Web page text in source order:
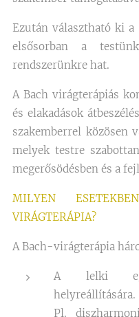
Ezután választható ki
elsősorban a
rendszerünkre hat.
A Bach virágterápiás
és elakadások
szakemberrel közösen
melyek testre
megerősödésben és a
MILYEN
VIRÁGTERÁPIA?
A Bach-virágterápia
A lelki
helyreállítására.
Pl.